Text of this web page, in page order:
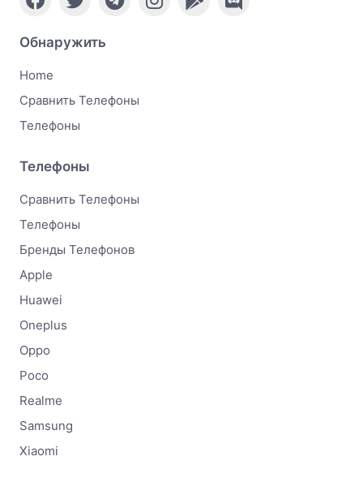
Обнаружить
Home
Сравнить Телефоны
Телефоны
Телефоны
Сравнить Телефоны
Телефоны
Бренды Телефонов
Apple
Huawei
Oneplus
Oppo
Poco
Realme
Samsung
Xiaomi